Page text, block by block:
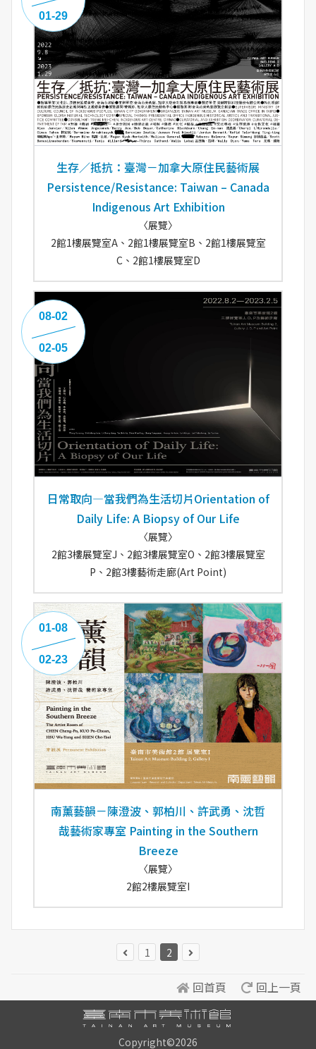
生存／抵抗：臺灣－加拿大原住民藝術展
Persistence/Resistance: Taiwan – Canada
Indigenous Art Exhibition
〈展覽〉
2館1樓展覽室A、2館1樓展覽室B、2館1樓展覽室
C、2館1樓展覽室D
01-29
日常取向—當我們為生活切片Orientation of
Daily Life: A Biopsy of Our Life
〈展覽〉
2館3樓展覽室J、2館3樓展覽室O、2館3樓展覽室
P、2館3樓藝術走廊(Art Point)
08-02
02-05
南薰藝韻－陳澄波、郭柏川、許武勇、沈哲
哉藝術家專室 Painting in the Southern
Breeze
〈展覽〉
2館2樓展覽室I
01-08
02-23
1 2
回首頁 回上一頁
Copyright©2026